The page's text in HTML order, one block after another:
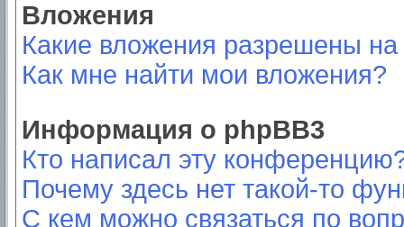
Вложения
Какие вложения разрешены
Как мне найти мои вложения?
Информация о phpBB3
Кто написал эту
Почему здесь нет такой-то
С кем можно связаться по